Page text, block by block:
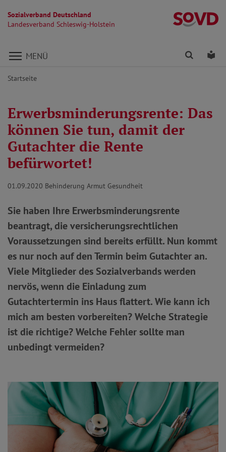
Sozialverband Deutschland
Landesverband Schleswig-Holstein
Direkt zu den Inhalten springen
MENÜ Finden
Startseite
Erwerbsminderungsrente: Das
können Sie tun, damit der
Gutachter die Rente
befürwortet!
01.09.2020 Behinderung Armut Gesundheit
Sie haben Ihre Erwerbsminderungsrente
beantragt, die versicherungsrechtlichen
Voraussetzungen sind bereits erfüllt. Nun kommt
es nur noch auf den Termin beim Gutachter an.
Viele Mitglieder des Sozialverbands werden
nervös, wenn die Einladung zum
Gutachtertermin ins Haus flattert. Wie kann ich
mich am besten vorbereiten? Welche Strategie
ist die richtige? Welche Fehler sollte man
unbedingt vermeiden?